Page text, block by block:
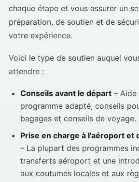
chaque étape et vous assurer un
préparation, de soutien et de
votre expérience.
Voici le type de soutien auquel
attendre :
Conseils avant le départ –
programme adapté, conseils
bagages et conseils de voyage.
Prise en charge à l'aéroport et
– La plupart des programmes
transferts aéroport et une
aux coutumes locales et aux